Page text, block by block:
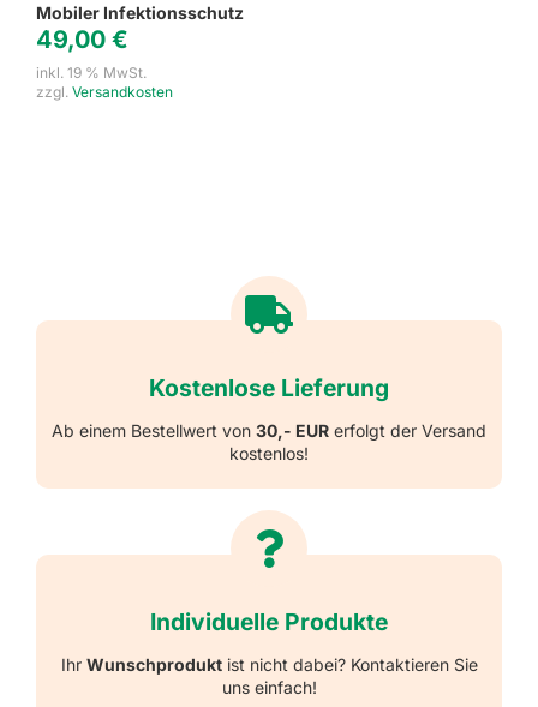
Mobiler Infektionsschutz
49,00 €
inkl. 19 % MwSt.
zzgl. Versandkosten
Kostenlose Lieferung
Ab einem Bestellwert von 30,- EUR erfolgt der Versand
kostenlos!
Individuelle Produkte
Ihr Wunschproduktist nicht dabei? Kontaktieren Sie
uns einfach!